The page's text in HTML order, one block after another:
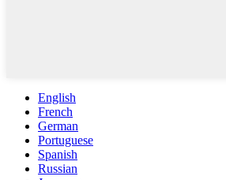
English
French
German
Portuguese
Spanish
Russian